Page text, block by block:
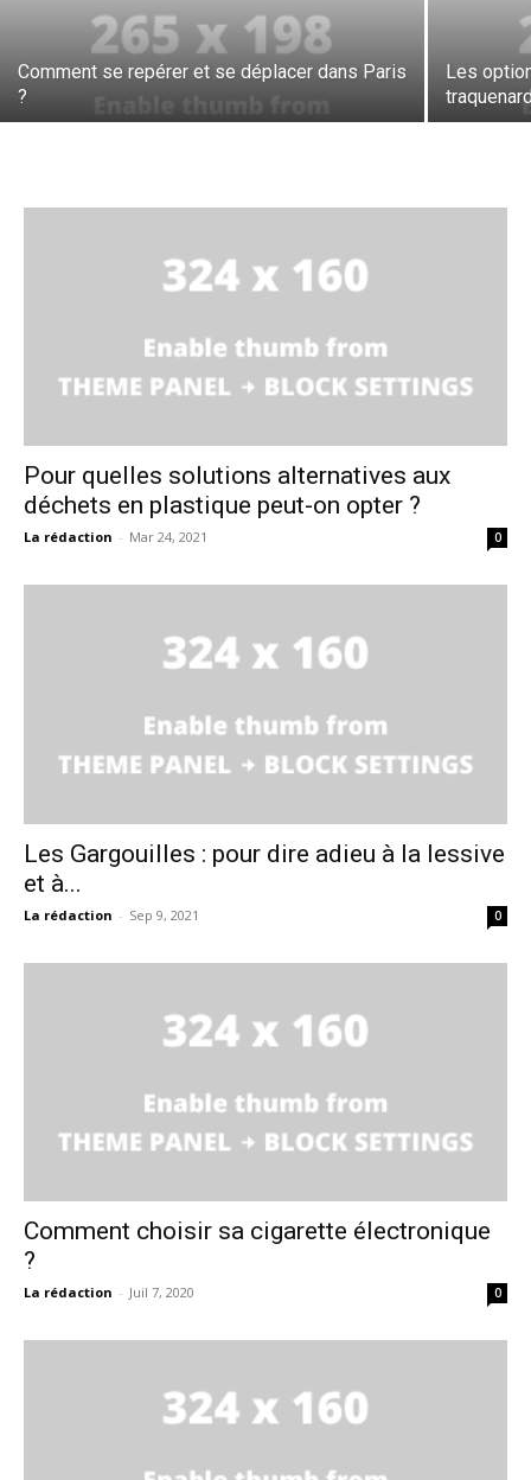
Comment se repérer et se déplacer dans Paris
?
Les
Pour quelles solutions alternatives aux
déchets en plastique peut-on opter ?
La rédaction - Mar 24, 2021 0
Les Gargouilles : pour dire adieu à la lessive
et à...
La rédaction - Sep 9, 2021 0
Comment choisir sa cigarette électronique
?
La rédaction - Juil 7, 2020 0